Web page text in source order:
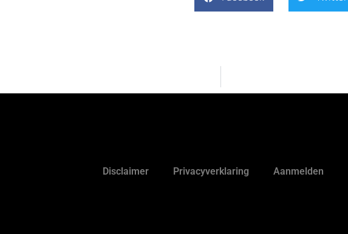
Disclaimer Privacyverklaring Aanmelden